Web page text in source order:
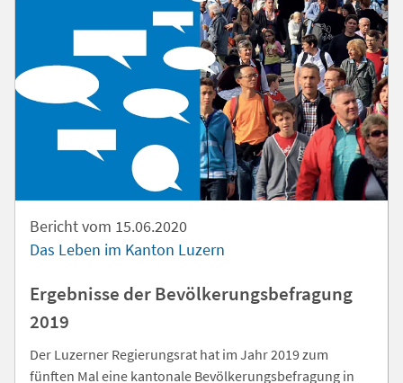
Bericht vom 15.06.2020
Das Leben im Kanton Luzern
Ergebnisse der Bevölkerungsbefragung
2019
Der Luzerner Regierungsrat hat im Jahr 2019 zum
fünften Mal eine kantonale Bevölkerungsbefragung in